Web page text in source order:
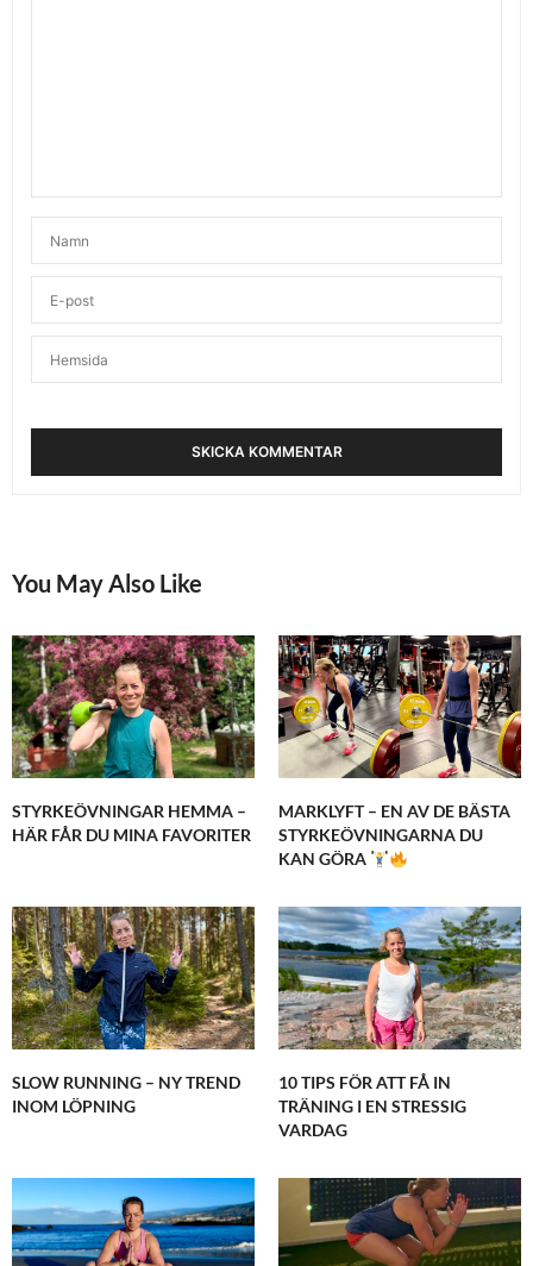
You May Also Like
STYRKEÖVNINGAR HEMMA –
HÄR FÅR DU MINA FAVORITER
MARKLYFT – EN AV DE BÄSTA
STYRKEÖVNINGARNA DU
KAN GÖRA
SLOW RUNNING – NY TREND
INOM LÖPNING
10 TIPS FÖR ATT FÅ IN
TRÄNING I EN STRESSIG
VARDAG